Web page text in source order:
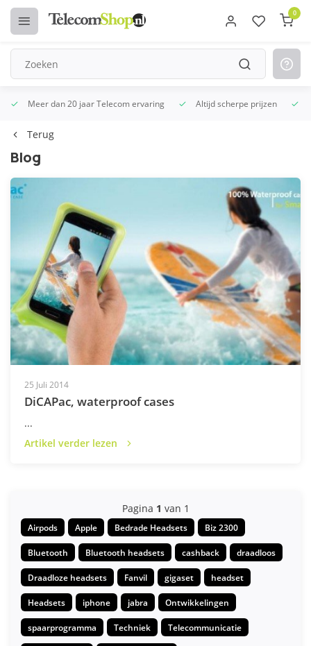
0
Meer dan 20 jaar Telecom ervaring Altijd scherpe prijzen
Terug
Blog
25 Juli 2014
DiCAPac, waterproof cases
...
Artikel verder lezen
Pagina 1 van 1
Airpods Apple Bedrade Headsets Biz 2300
Bluetooth Bluetooth headsets cashback draadloos
Draadloze headsets Fanvil gigaset headset
Headsets iphone jabra Ontwikkelingen
spaarprogramma Techniek Telecommunicatie